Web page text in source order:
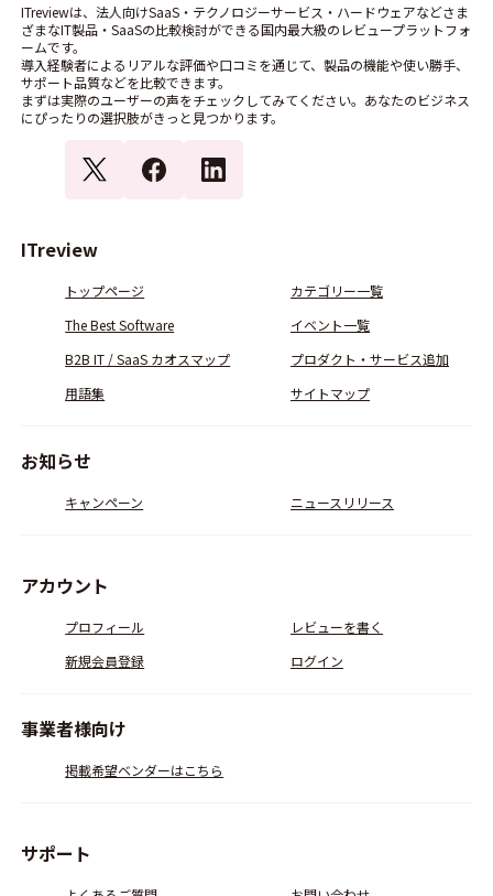
ITreviewは、法人向けSaaS・テクノロジーサービス・ハードウェアなどさま
ざまなIT製品・SaaSの比較検討ができる国内最大級のレビュープラットフォ
ームです。
導入経験者によるリアルな評価や口コミを通じて、製品の機能や使い勝手、
サポート品質などを比較できます。
まずは実際のユーザーの声をチェックしてみてください。あなたのビジネス
にぴったりの選択肢がきっと見つかります。
ITreview
トップページ
カテゴリー一覧
The Best Software
イベント一覧
B2B IT / SaaS カオスマップ
プロダクト・サービス追加
用語集
サイトマップ
お知らせ
キャンペーン ニュースリリース
アカウント
プロフィール
レビューを書く
新規会員登録
ログイン
事業者様向け
掲載希望ベンダーはこちら
サポート